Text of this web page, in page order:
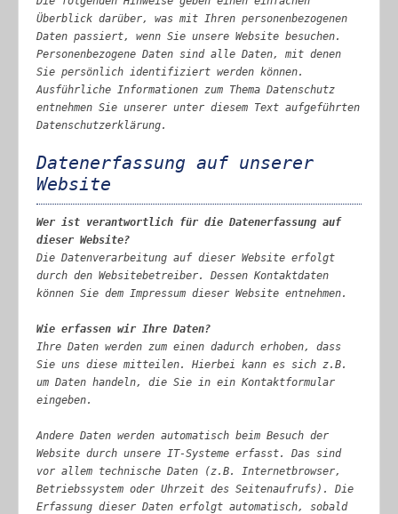
Überblick darüber, was mit Ihren personenbezogenen
Daten passiert, wenn Sie unsere Website besuchen.
Personenbezogene Daten sind alle Daten, mit denen
Sie persönlich identifiziert werden können.
Ausführliche Informationen zum Thema Datenschutz
entnehmen Sie unserer unter diesem Text aufgeführten
Datenschutzerklärung.
Datenerfassung auf unserer
Website
Wer ist verantwortlich für die Datenerfassung auf
dieser Website?
Die Datenverarbeitung auf dieser Website erfolgt
durch den Websitebetreiber. Dessen Kontaktdaten
können Sie dem Impressum dieser Website entnehmen.
Wie erfassen wir Ihre Daten?
Ihre Daten werden zum einen dadurch erhoben, dass
Sie uns diese mitteilen. Hierbei kann es sich z.B.
um Daten handeln, die Sie in ein Kontaktformular
eingeben.
Andere Daten werden automatisch beim Besuch der
Website durch unsere IT-Systeme erfasst. Das sind
vor allem technische Daten (z.B. Internetbrowser,
Betriebssystem oder Uhrzeit des Seitenaufrufs). Die
Erfassung dieser Daten erfolgt automatisch, sobald